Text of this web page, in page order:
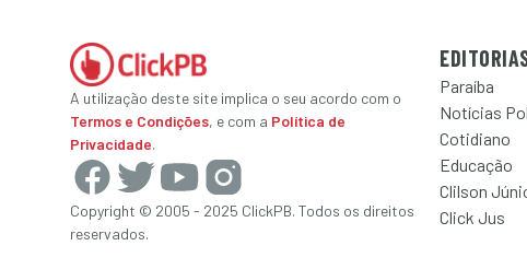
A utilização deste site implica o seu acordo com o
Termos e Condições, e com a Política de
Privacidade.
Copyright © 2005 - 2025 ClickPB. Todos os direitos
reservados.
Paraíba
Notícias
Cotidiano
Educação
Clilson
Click Jus